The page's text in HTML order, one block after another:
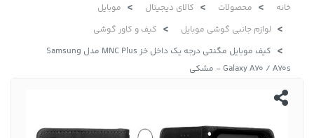
خانه محصولات کالای دیجیتال
موبایل
لوازم جانبی گوشی موبایل
کیف و کاور گوشی
کیف موبایل مگنتی درجه یک داخل خز MNC Plus مدل Samsung
Galaxy A70 / A70s - مشکی